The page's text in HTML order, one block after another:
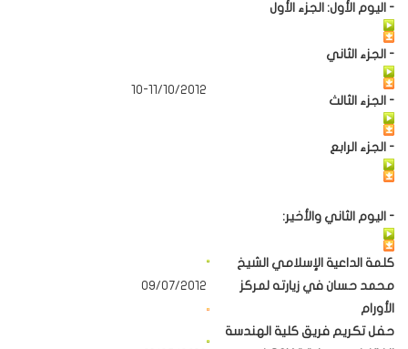
- اليوم الأول: الجزء الأول
- الجزء الثاني
- الجزء الثالث
- الجزء الرابع
- اليوم الثاني والأخير:
10-11/10/2012
كلمة الداعية الإسلامي الشيخ
محمد حسان في زيارته لمركز
الأورام
09/07/2012
حفل تكريم فريق كلية الهندسة